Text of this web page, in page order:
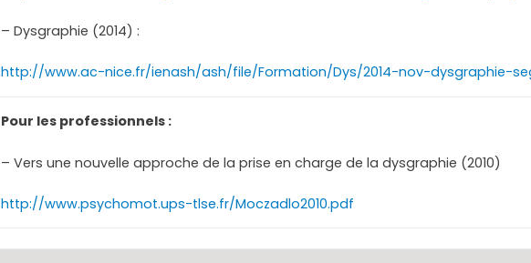
– Dysgraphie (2014) :
http://www.ac-nice.fr/ienash/ash/file/Formation/Dys/2014-nov-dysgraphie-
Pour les professionnels :
– Vers une nouvelle approche de la prise en charge de la dysgraphie (2010)
http://www.psychomot.ups-tlse.fr/Moczadlo2010.pdf